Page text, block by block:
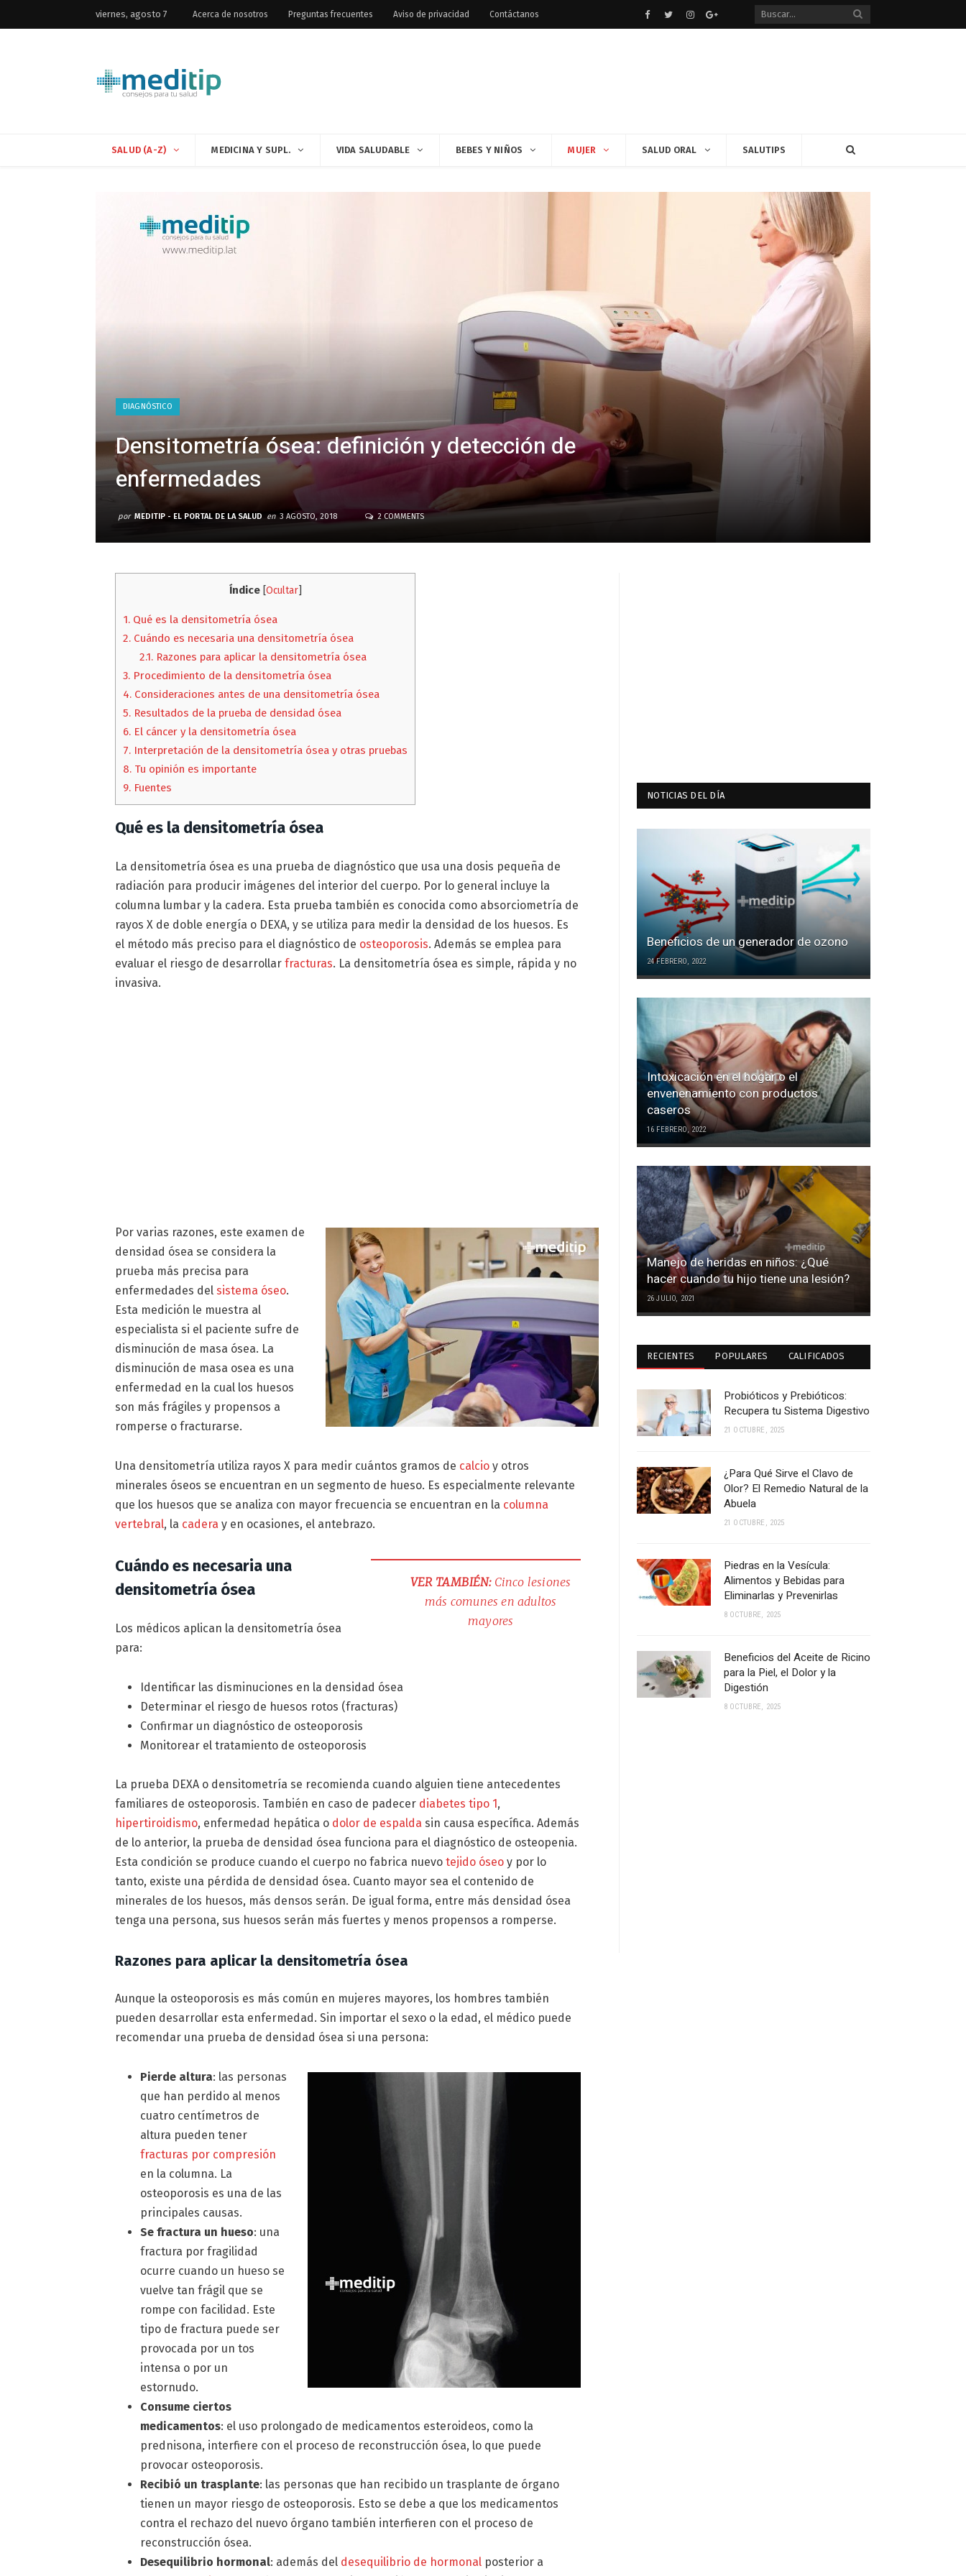
viernes, agosto 7 Acerca de nosotros Preguntas frecuentes Aviso de privacidad Contáctanos Facebook
TwitterinstagramGoogle+
SALUD (A-Z) MEDICINA Y SUPL. VIDA SALUDABLE BEBES Y NIÑOS MUJER SALUD ORAL SALUTIPS
DIAGNÓSTICO
Densitometría ósea: definición y detección de
enfermedades
por MEDITIP - EL PORTAL DE LA SALUD en 3 AGOSTO, 2018 2 COMMENTS
Índice Ocultar]
1. Qué es la densitometría ósea
2. Cuándo es necesaria una densitometría ósea
2.1. Razones para aplicar la densitometría ósea
3. Procedimiento de la densitometría ósea
4. Consideraciones antes de una densitometría ósea
5. Resultados de la prueba de densidad ósea
6. El cáncer y la densitometría ósea
7. Interpretación de la densitometría ósea y otras pruebas
8. Tu opinión es importante
9. Fuentes
Qué es la densitometría ósea
La densitometría ósea es una prueba de diagnóstico que usa una dosis pequeña de
radiación para producir imágenes del interior del cuerpo. Por lo general incluye la
columna lumbar y la cadera. Esta prueba también es conocida como absorciometría de
rayos X de doble energía o DEXA, y se utiliza para medir la densidad de los huesos. Es
el método más preciso para el diagnóstico de osteoporosis. Además se emplea para
evaluar el riesgo de desarrollarfracturas. La densitometría ósea es simple, rápida y no
invasiva.
Por varias razones, este examen de
densidad ósea se considera la
prueba más precisa para
enfermedades delsistema óseo.
Esta medición le muestra al
especialista si el paciente sufre de
disminución de masa ósea. La
disminución de masa osea es una
enfermedad en la cual los huesos
son más frágiles y propensos a
romperse o fracturarse.
Una densitometría utiliza rayos X para medir cuántos gramos de calcio y otros
minerales óseos se encuentran en un segmento de hueso. Es especialmente relevante
que los huesos que se analiza con mayor frecuencia se encuentran en la columna
vertebral, la cadera y en ocasiones, el antebrazo.
VER TAMBIÉN:Cinco lesiones
más comunes en adultos
mayores
Cuándo es necesaria una
densitometría ósea
Los médicos aplican la densitometría ósea
para:
Identificar las disminuciones en la densidad ósea
Determinar el riesgo de huesos rotos (fracturas)
Confirmar un diagnóstico de osteoporosis
Monitorear el tratamiento de osteoporosis
La prueba DEXA o densitometría se recomienda cuando alguien tiene antecedentes
familiares de osteoporosis. También en caso de padecer diabetes tipo 1 ,
hipertiroidismo, enfermedad hepática o dolor de espalda sin causa específica. Además
de lo anterior, la prueba de densidad ósea funciona para el diagnóstico de osteopenia.
Esta condición se produce cuando el cuerpo no fabrica nuevotejido óseo y por lo
tanto, existe una pérdida de densidad ósea. Cuanto mayor sea el contenido de
minerales de los huesos, más densos serán. De igual forma, entre más densidad ósea
tenga una persona, sus huesos serán más fuertes y menos propensos a romperse.
Razones para aplicar la densitometría ósea
Aunque la osteoporosis es más común en mujeres mayores, los hombres también
pueden desarrollar esta enfermedad. Sin importar el sexo o la edad, el médico puede
recomendar una prueba de densidad ósea si una persona:
Pierde altura: las personas
que han perdido al menos
cuatro centímetros de
altura pueden tener
fracturas por compresión
en la columna. La
osteoporosis es una de las
principales causas.
Se fractura un hueso: una
fractura por fragilidad
ocurre cuando un hueso se
vuelve tan frágil que se
rompe con facilidad. Este
tipo de fractura puede ser
provocada por un tos
intensa o por un
estornudo.
Consume ciertos
medicamentos: el uso prolongado de medicamentos esteroideos, como la
prednisona, interfiere con el proceso de reconstrucción ósea, lo que puede
provocar osteoporosis.
Recibió un trasplante: las personas que han recibido un trasplante de órgano
tienen un mayor riesgo de osteoporosis. Esto se debe a que los medicamentos
contra el rechazo del nuevo órgano también interfieren con el proceso de
reconstrucción ósea.
Desequilibrio hormonal: además del desequilibrio de hormonal posterior a
NOTICIAS DEL DÍA
Beneficios de un generador de ozono
24 FEBRERO, 2022
Intoxicación en el hogar o el
envenenamiento con productos
caseros
16 FEBRERO, 2022
Manejo de heridas en niños: ¿Qué
hacer cuando tu hijo tiene una lesión?
26 JULIO, 2021
RECIENTES POPULARES CALIFICADOS
Probióticos y Prebióticos:
Recupera tu Sistema Digestivo
21 OCTUBRE, 2025
¿Para Qué Sirve el Clavo de
Olor? El Remedio Natural de la
Abuela
21 OCTUBRE, 2025
Piedras en la Vesícula:
Alimentos y Bebidas para
Eliminarlas y Prevenirlas
8 OCTUBRE, 2025
Beneficios del Aceite de Ricino
para la Piel, el Dolor y la
Digestión
8 OCTUBRE, 2025